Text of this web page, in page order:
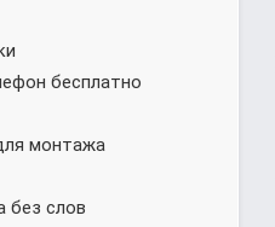
бесплатно
монтажа
без слов